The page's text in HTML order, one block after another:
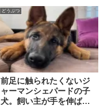
どうぶつ
前足に触られたくないジ
ャーマンシェパードの子
犬。飼い主が手を伸ばす